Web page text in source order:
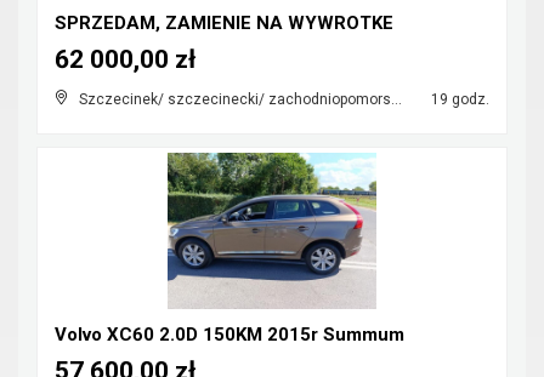
SPRZEDAM, ZAMIENIE NA WYWROTKE
Szczecinek/ szczecinecki/ zachodniopomorskie 19 godz.
62 000,00 zł
Volvo XC60 2.0D 150KM 2015r Summum
57 600,00 zł